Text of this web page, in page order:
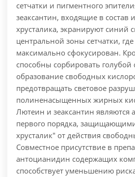
сетчатки и пигментного
зеаксантин, входящие в состав
хрусталика, экранируют синий
центральной зоны сетчатки,
максимально сфокусирован.
способны сорбировать голубой
образование свободных
предотвращать световое
полиненасыщенных жирных
Лютеин и зеаксантин являются
первого порядка, защищающими
хрусталик" от действия
Совместное присутствие в
антоцианидин содержащих
способствует уменьшению